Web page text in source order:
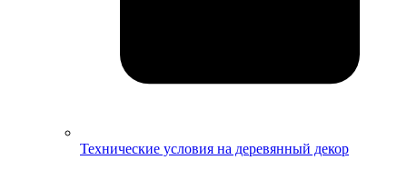
Технические условия на деревянный декор